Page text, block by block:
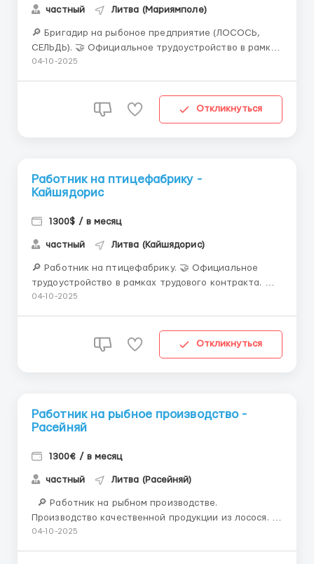
частный Литва (Мариямполе)
🔎 Бригадир на рыбоное предприятие (ЛОСОСЬ,
СЕЛЬДЬ). 🤝 Официальное трудоустройство в рамках
трудового контракта. 📍 МЕСТО РАБОТЫ:
нарощенными ресницами и ногтями - личные
04-10-2025
Откликнуться
Работник на птицефабрику -
Кайшядорис
1300$ / в месяц
частный Литва (Кайшядорис)
🔎 Работник на птицефабрику. 🤝 Официальное
трудоустройство в рамках трудового контракта. 📍
МЕСТО РАБОТЫ: г.Довайнонис, Кайшядорский р-н,
здоровье и выносливость - знание русского языка
04-10-2025
Откликнуться
Работник на рыбное производство -
Расейняй
1300€ / в месяц
частный Литва (Расейняй)
Производство качественной продукции из лосося. 🤝
Официальное трудоустройство в рамках трудового
04-10-2025